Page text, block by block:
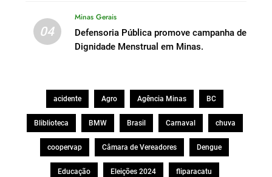
04
Minas Gerais
Defensoria Pública promove campanha de
Dignidade Menstrual em Minas.
acidente Agro Agência Minas BC
Bliblioteca BMW Brasil Carnaval chuva
coopervap Câmara de Vereadores Dengue
Educação Eleições 2024 fliparacatu